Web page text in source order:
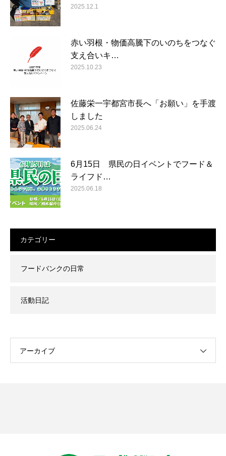
2025.12.1
赤い羽根・物価高騰下のいのちをつなぐ
支え合いキ…
2025.10.23
佐藤栄一宇都宮市長へ「お願い」を手渡
しました
2025.06.24
6月15日 県民の日イベントでフード＆
ライフド…
2025.06.18
カテゴリー
フードバンクの日常
活動日記
アーカイブ